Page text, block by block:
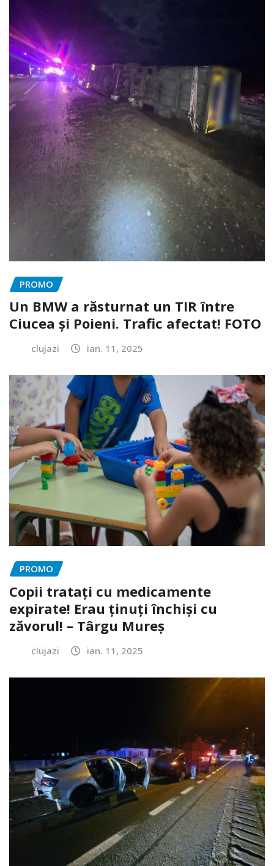
PROMO
Un BMW a răsturnat un TIR între
Ciucea și Poieni. Trafic afectat! FOTO
clujazi ian. 11, 2025
PROMO
Copii tratați cu medicamente
expirate! Erau ținuți închiși cu
zăvorul! – Târgu Mureș
clujazi ian. 11, 2025